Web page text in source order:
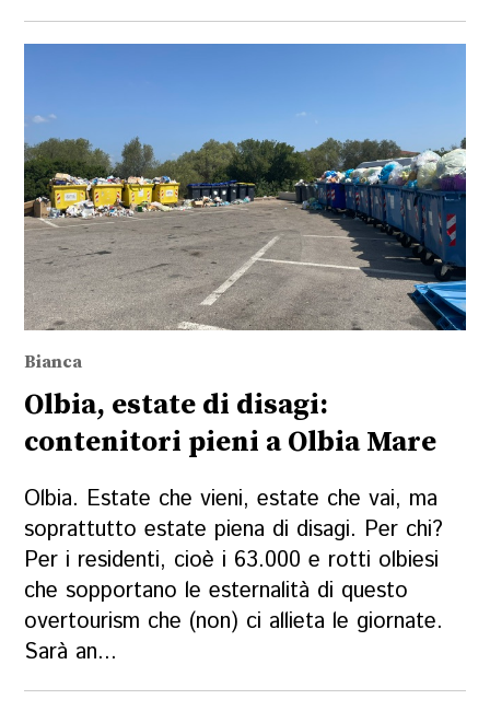
Bianca
Olbia, estate di disagi:
contenitori pieni a Olbia Mare
Olbia. Estate che vieni, estate che vai, ma
soprattutto estate piena di disagi. Per chi?
Per i residenti, cioè i 63.000 e rotti olbiesi
che sopportano le esternalità di questo
overtourism che (non) ci allieta le giornate.
Sarà an...